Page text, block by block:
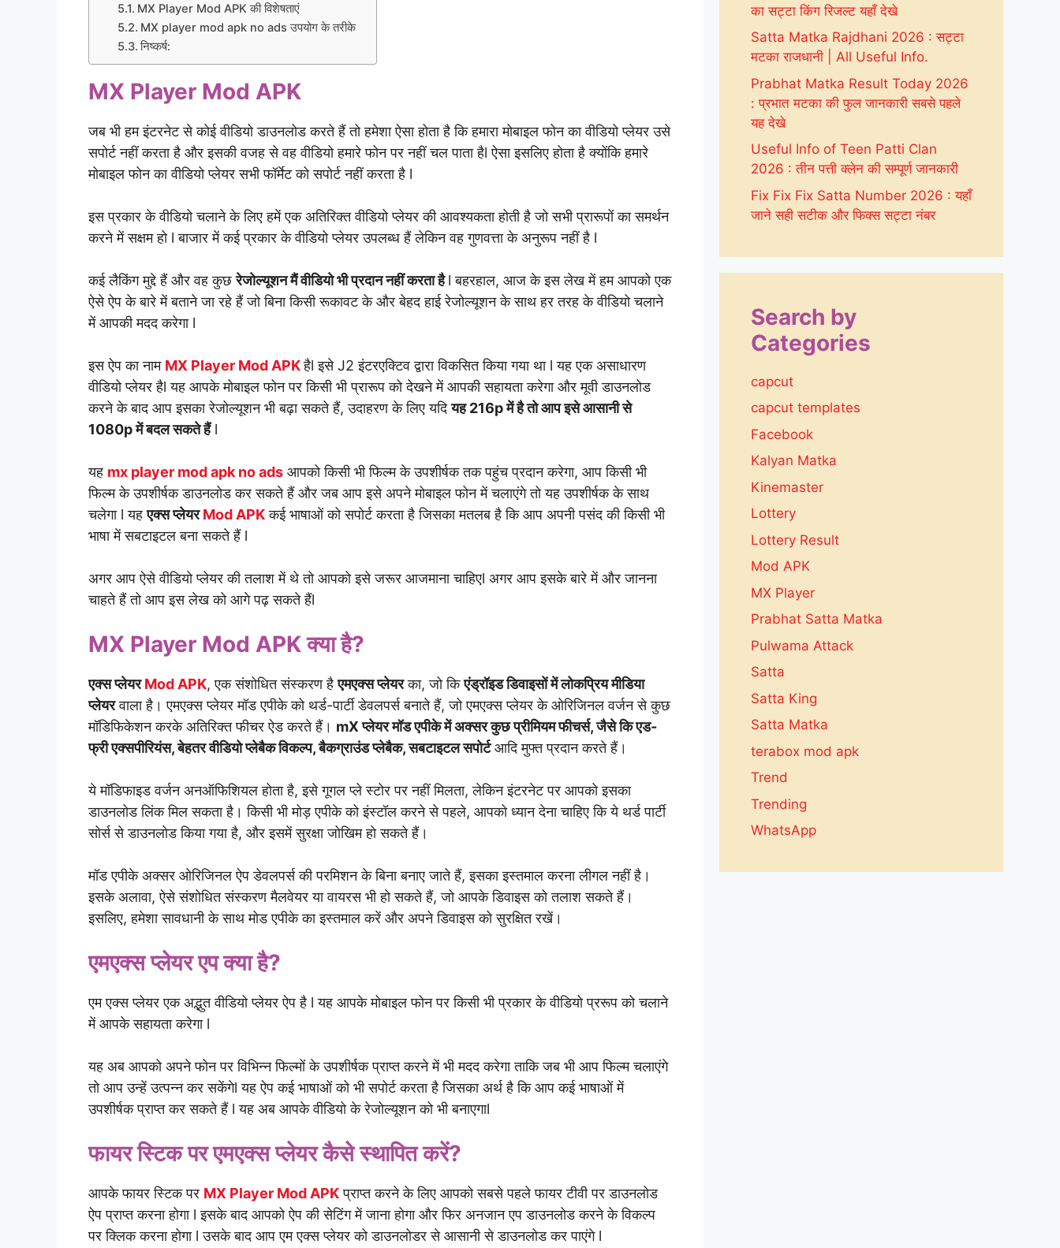
MX Player Mod APK की विशेषताएं
MX player mod apk no ads उपयोग के तरीके
निष्कर्ष:
MX Player Mod APK
जब भी हम इंटरनेट से कोई वीडियो डाउनलोड करते हैं तो हमेशा ऐसा होता है कि हमारा मोबाइल फोन का वीडियो प्लेयर उसे
सपोर्ट नहीं करता है और इसकी वजह से वह वीडियो हमारे फोन पर नहीं चल पाता हैl ऐसा इसलिए होता है क्योंकि हमारे
मोबाइल फोन का वीडियो प्लेयर सभी फॉर्मेट को सपोर्ट नहीं करता है l
इस प्रकार के वीडियो चलाने के लिए हमें एक अतिरिक्त वीडियो प्लेयर की आवश्यकता होती है जो सभी प्रारूपों का समर्थन
करने में सक्षम हो l बाजार में कई प्रकार के वीडियो प्लेयर उपलब्ध हैं लेकिन वह गुणवत्ता के अनुरूप नहीं है l
कई लैकिंग मुद्दे हैं और वह कुछरेजोल्यूशन मैं वीडियो भी प्रदान नहीं करता हैl बहरहाल, आज के इस लेख में हम आपको एक
ऐसे ऐप के बारे में बताने जा रहे हैं जो बिना किसी रूकावट के और बेहद हाई रेजोल्यूशन के साथ हर तरह के वीडियो चलाने
में आपकी मदद करेगा l
इस ऐप का नाम MX Player Mod APKहैl इसे J2 इंटरएक्टिव द्वारा विकसित किया गया था l यह एक असाधारण
वीडियो प्लेयर हैl यह आपके मोबाइल फोन पर किसी भी प्रारूप को देखने में आपकी सहायता करेगा और मूवी डाउनलोड
करने के बाद आप इसका रेजोल्यूशन भी बढ़ा सकते हैं, उदाहरण के लिए यदियह 216p में है तो आप इसे आसानी से
1080p में बदल सकते हैंl
यह mx player mod apk no ads आपको किसी भी फिल्म के उपशीर्षक तक पहुंच प्रदान करेगा, आप किसी भी
फिल्म के उपशीर्षक डाउनलोड कर सकते हैं और जब आप इसे अपने मोबाइल फोन में चलाएंगे तो यह उपशीर्षक के साथ
चलेगा l यहएक्स प्लेयर Mod APKकई भाषाओं को सपोर्ट करता है जिसका मतलब है कि आप अपनी पसंद की किसी भी
भाषा में सबटाइटल बना सकते हैं l
अगर आप ऐसे वीडियो प्लेयर की तलाश में थे तो आपको इसे जरूर आजमाना चाहिएl अगर आप इसके बारे में और जानना
चाहते हैं तो आप इस लेख को आगे पढ़ सकते हैंl
MX Player Mod APK क्या है?
एक्स प्लेयर Mod APK, एक संशोधित संस्करण हैएमएक्स प्लेयरका, जो किएंड्रॉइड डिवाइसों में लोकप्रिय मीडिया
प्लेयरवाला है। एमएक्स प्लेयर मॉड एपीके को थर्ड-पार्टी डेवलपर्स बनाते हैं, जो एमएक्स प्लेयर के ओरिजिनल वर्जन से कुछ
मॉडिफिकेशन करके अतिरिक्त फीचर ऐड करते हैं। mX प्लेयर मॉड एपीके में अक्सर कुछ प्रीमियम फीचर्स, जैसे कि एड-
फ्री एक्सपीरियंस, बेहतर वीडियो प्लेबैक विकल्प, बैकग्राउंड प्लेबैक, सबटाइटल सपोर्टआदि मुफ्त प्रदान करते हैं।
ये मॉडिफाइड वर्जन अनऑफिशियल होता है, इसे गूगल प्ले स्टोर पर नहीं मिलता, लेकिन इंटरनेट पर आपको इसका
डाउनलोड लिंक मिल सकता है। किसी भी मोड़ एपीके को इंस्टॉल करने से पहले, आपको ध्यान देना चाहिए कि ये थर्ड पार्टी
सोर्स से डाउनलोड किया गया है, और इसमें सुरक्षा जोखिम हो सकते हैं।
मॉड एपीके अक्सर ओरिजिनल ऐप डेवलपर्स की परमिशन के बिना बनाए जाते हैं, इसका इस्तमाल करना लीगल नहीं है।
इसके अलावा, ऐसे संशोधित संस्करण मैलवेयर या वायरस भी हो सकते हैं, जो आपके डिवाइस को तलाश सकते हैं।
इसलिए, हमेशा सावधानी के साथ मोड एपीके का इस्तमाल करें और अपने डिवाइस को सुरक्षित रखें।
एमएक्स प्लेयर एप क्या है?
एम एक्स प्लेयर एक अद्भुत वीडियो प्लेयर ऐप है l यह आपके मोबाइल फोन पर किसी भी प्रकार के वीडियो प्ररूप को चलाने
में आपके सहायता करेगा l
यह अब आपको अपने फोन पर विभिन्न फिल्मों के उपशीर्षक प्राप्त करने में भी मदद करेगा ताकि जब भी आप फिल्म चलाएंगे
तो आप उन्हें उत्पन्न कर सकेंगेl यह ऐप कई भाषाओं को भी सपोर्ट करता है जिसका अर्थ है कि आप कई भाषाओं में
उपशीर्षक प्राप्त कर सकते हैं l यह अब आपके वीडियो के रेजोल्यूशन को भी बनाएगाl
फायर स्टिक पर एमएक्स प्लेयर कैसे स्थापित करें?
आपके फायर स्टिक पर MX Player Mod APKप्राप्त करने के लिए आपको सबसे पहले फायर टीवी पर डाउनलोड
ऐप प्राप्त करना होगा l इसके बाद आपको ऐप की सेटिंग में जाना होगा और फिर अनजान एप डाउनलोड करने के विकल्प
पर क्लिक करना होगा l उसके बाद आप एम एक्स प्लेयर को डाउनलोडर से आसानी से डाउनलोड कर पाएंगे l
का सट्टा किंग रिजल्ट यहाँ देखे
Satta Matka Rajdhani 2026 : सट्टा
मटका राजधानी | All Useful Info.
Prabhat Matka Result Today 2026
: प्रभात मटका की फुल जानकारी सबसे पहले
यह देखे
Useful Info of Teen Patti Clan
2026 : तीन पत्ती क्लेन की सम्पूर्ण जानकारी
Fix Fix Fix Satta Number 2026 : यहाँ
जाने सही सटीक और फिक्स सट्टा नंबर
Search by
Categories
capcut
capcut templates
Facebook
Kalyan Matka
Kinemaster
Lottery
Lottery Result
Mod APK
MX Player
Prabhat Satta Matka
Pulwama Attack
Satta
Satta King
Satta Matka
terabox mod apk
Trend
Trending
WhatsApp